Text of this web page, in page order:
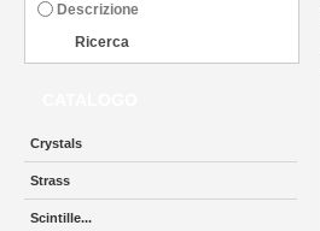
Descrizione
Ricerca
Crystals
Strass
Scintille...